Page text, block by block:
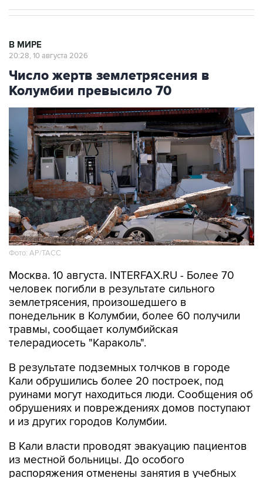
В МИРЕ
20:28, 10 августа 2026
Число жертв землетрясения в
Колумбии превысило 70
Фото: АР/ТАСС
Москва. 10 августа. INTERFAX.RU - Более 70
человек погибли в результате сильного
землетрясения, произошедшего в
понедельник в Колумбии, более 60 получили
травмы, сообщает колумбийская
телерадиосеть "Караколь".
В результате подземных толчков в городе
Кали обрушились более 20 построек, под
руинами могут находиться люди. Сообщения об
обрушениях и повреждениях домов поступают
и из других городов Колумбии.
В Кали власти проводят эвакуацию пациентов
из местной больницы. До особого
распоряжения отменены занятия в учебных